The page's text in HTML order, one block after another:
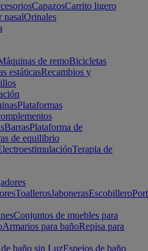
CapazosCarrito ligero
nasalOrinales
de remoBicicletas
estáticasRecambios y
Plataformas
BarrasPlataforma de
de equilibrio
Terapia de
ToallerosJabonerasEscobillero
Conjuntos de muebles para
Armarios para bañoRepisa para
baño sin LuzEspejos de baño